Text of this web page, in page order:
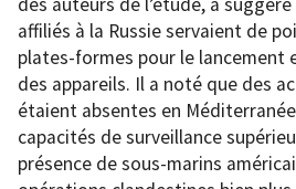
affiliés à la Russie servaient de
plates-formes pour le lancement
des appareils. Il a noté que des
étaient absentes en
capacités de surveillance
présence de sous-marins